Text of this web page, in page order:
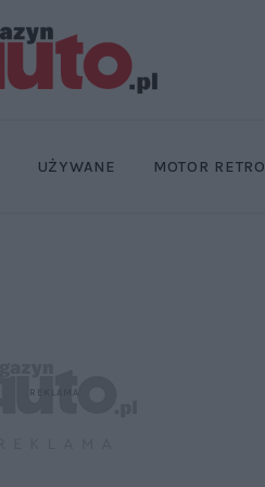
MOTOR RETRO
UŻYWANE